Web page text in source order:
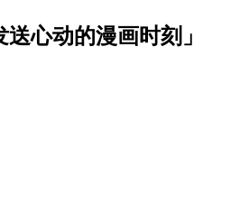
心动的漫画时刻」